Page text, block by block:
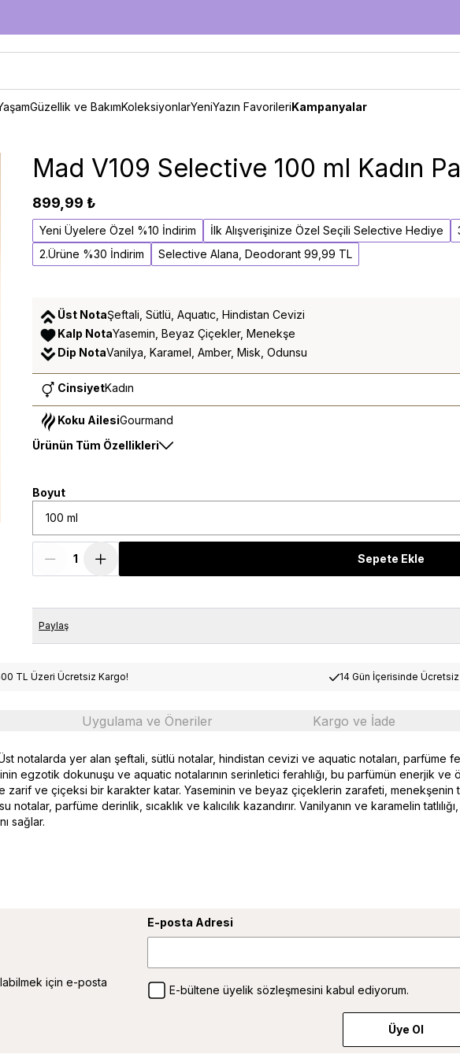
Güzellik ve BakımKoleksiyonlarYeniYazın FavorileriKampanyalar
Mad V109 Selective 100 ml Kadın
899,99 ₺
Boyut
100 ml
Yeni Üyelere Özel %10 İndirim İlk Alışverişinize Özel Seçili Selective Hediye
2.Ürüne %30 İndirim
Selective Alana, Deodorant 99,99 TL
Üst NotaŞeftali, Sütlü, Aquatıc, Hindistan Cevizi
Kalp NotaYasemin, Beyaz Çiçekler, Menekşe
Dip NotaVanilya, Karamel, Amber, Misk, Odunsu
CinsiyetKadın
Koku AilesiGourmand
Ürünün Tüm Özellikleri
Sepete Ekle
Paylaş
TL Üzeri Ücretsiz Kargo! 14 Gün İçerisinde
Uygulama ve Öneriler Kargo ve İade
yer alan şeftali, sütlü notalar, hindistan cevizi ve aquatic notaları, parfüme
egzotik dokunuşu ve aquatic notalarının serinletici ferahlığı, bu parfümün enerjik ve
ve çiçeksi bir karakter katar. Yaseminin ve beyaz çiçeklerin zarafeti, menekşenin
parfüme derinlik, sıcaklık ve kalıcılık kazandırır. Vanilyanın ve karamelin
sağlar.
için e-posta
E-posta Adresi
E-bültene üyelik sözleşmesini kabul ediyorum.
Üye Ol